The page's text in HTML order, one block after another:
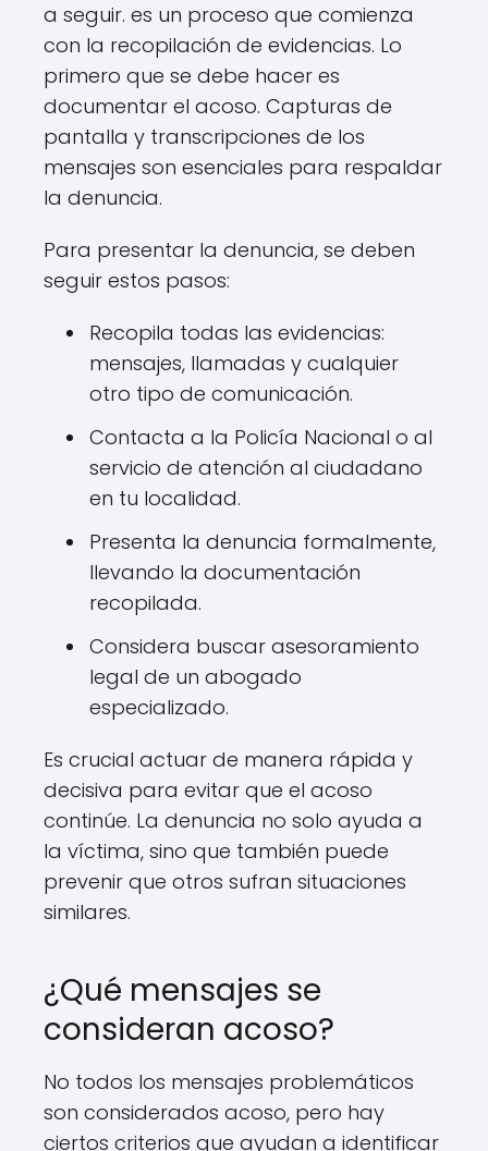
a seguir. es un proceso que comienza
con la recopilación de evidencias. Lo
primero que se debe hacer es
documentar el acoso. Capturas de
pantalla y transcripciones de los
mensajes son esenciales para respaldar
la denuncia.
Para presentar la denuncia, se deben
seguir estos pasos:
Recopila todas las evidencias:
mensajes, llamadas y cualquier
otro tipo de comunicación.
Contacta a la Policía Nacional o al
servicio de atención al ciudadano
en tu localidad.
Presenta la denuncia formalmente,
llevando la documentación
recopilada.
Considera buscar asesoramiento
legal de un abogado
especializado.
Es crucial actuar de manera rápida y
decisiva para evitar que el acoso
continúe. La denuncia no solo ayuda a
la víctima, sino que también puede
prevenir que otros sufran situaciones
similares.
¿Qué mensajes se
consideran acoso?
No todos los mensajes problemáticos
son considerados acoso, pero hay
ciertos criterios que ayudan a identificar